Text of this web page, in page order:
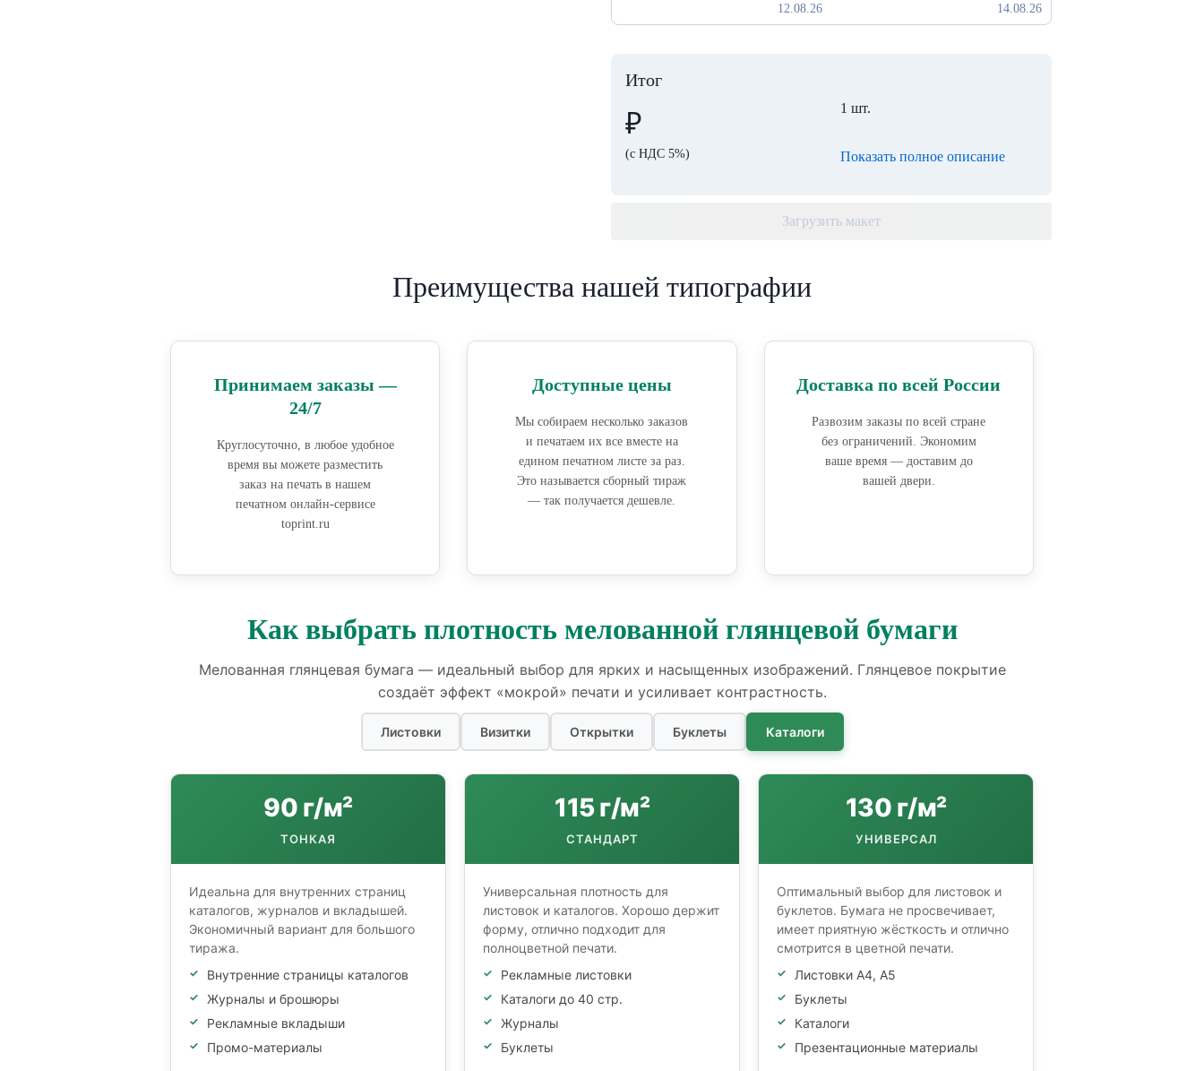
12.08.26 14.08.26
Итог
₽
(с НДС 5%)
1 шт.
Показать полное описание
Загрузить макет
Преимущества нашей типографии
Принимаем заказы —
24/7
Круглосуточно, в любое удобное
время вы можете разместить
заказ на печать в нашем
печатном онлайн-сервисе
toprint.ru
Доступные цены
Мы собираем несколько заказов
и печатаем их все вместе на
едином печатном листе за раз.
Это называется сборный тираж
— так получается дешевле.
Доставка по всей России
Развозим заказы по всей стране
без ограничений. Экономим
ваше время — доставим до
вашей двери.
Как выбрать плотность мелованной глянцевой бумаги
Мелованная глянцевая бумага — идеальный выбор для ярких и насыщенных изображений. Глянцевое покрытие
создаёт эффект «мокрой» печати и усиливает контрастность.
Листовки Визитки Открытки Буклеты Каталоги
90 г/м²
ТОНКАЯ
Идеальна для внутренних страниц
каталогов, журналов и вкладышей.
Экономичный вариант для большого
тиража.
Внутренние страницы каталогов
Журналы и брошюры
Рекламные вкладыши
Промо-материалы
115 г/м²
СТАНДАРТ
Универсальная плотность для
листовок и каталогов. Хорошо держит
форму, отлично подходит для
полноцветной печати.
Рекламные листовки
Каталоги до 40 стр.
Журналы
Буклеты
130 г/м²
УНИВЕРСАЛ
Оптимальный выбор для листовок и
буклетов. Бумага не просвечивает,
имеет приятную жёсткость и отлично
смотрится в цветной печати.
Листовки А4, А5
Буклеты
Каталоги
Презентационные материалы